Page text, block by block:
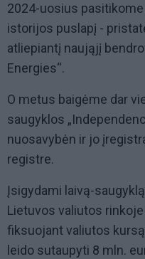
2024-uosius
istorijos puslapį -
atliepiantį naująjį
Energies“.
O metus baigėme dar
saugyklos
nuosavybėn ir jo
registre.
Įsigydami laivą-
Lietuvos valiutos
fiksuojant valiutos
leido sutaupyti 8 mln.